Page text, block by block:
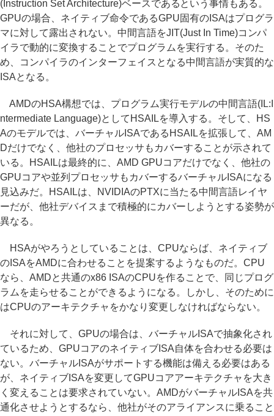
(Instruction Set Architecture)ベースであるという事情もある。
GPUの場合、ネイティブ命令であるGPU固有のISAはプログラ
マに対して露出されない。中間言語をJIT(Just In Time)コンパ
イラで動的に変換することでプログラムを実行する。そのた
め、コンパイラのインターフェイスとなる中間言語が実質的な
ISAとなる。
AMDのHSA構想では、プログラム実行モデルの中間言語(IL:I
ntermediate Language)としてHSAILを導入する。そして、HS
Aのモデルでは、バーチャルISAであるHSAILを拡張して、AM
Dだけでなく、他社のプロセッサもカバーすることが示されて
いる。HSAILは最終的に、AMD GPUコアだけでなく、他社の
GPUコアや並列プロセッサもカバーするバーチャルISAになる
見込みだ。HSAILは、NVIDIAのPTXに当たる中間言語レイヤ
ーだが、他社デバイスまで積極的にカバーしようとする姿勢が
異なる。
HSAがやろうとしていることは、CPUならば、ネイティブ
のISAをAMDに合わせることを提案するようなものだ。CPU
なら、AMDと共通のx86 ISAのCPUを作ることで、同じプログ
ラムを走らせることができるようになる。しかし、そのために
はCPUのアーキテクチャをかなり変更しなければならない。
それに対して、GPUの場合は、バーチャルISAで抽象化され
ているため、GPUコアのネイティブISA自体を合わせる必要は
ない。バーチャルISAがサポートする機能は備える必要はある
が、ネイティブISAを変更してGPUコアアーキテクチャを大き
く変えることは要求されていない。AMDがバーチャルISAを共
通化させようとするなら、他社がそのアライアンスに乗ること